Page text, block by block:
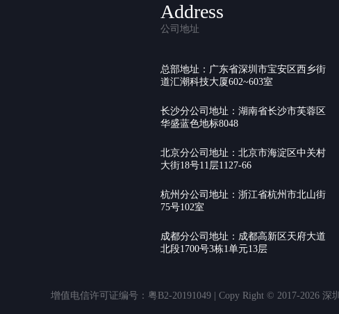
Address
公司地址
总部地址：广东省深圳市宝安区西乡街
道汇潮科技大厦602~603室
长沙分公司地址：湖南省长沙市芙蓉区
华盛蓝色地标8048
北京分公司地址：北京市海淀区中关村
大街18号11层1127-66
杭州分公司地址：浙江省杭州市北山街
75号102室
成都分公司地址：成都高新区天府大道
北段1700号3栋1单元13层
增值电信许可证编号：粤B2-20191049 | Copy Right © 2017-2026